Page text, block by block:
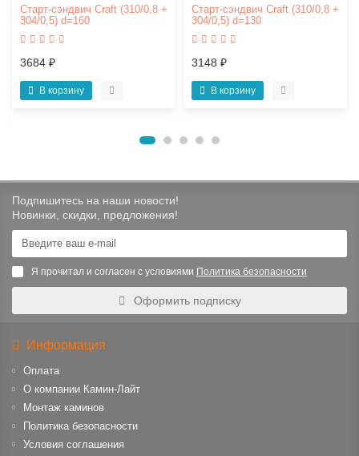
Старт-сэндвич Craft (310/0,8 +
304/0,5) d=160
3684 ₽
В корзину
Старт-сэндвич Craft (310/0,8 +
304/0,5) d=130
3148 ₽
В корзину
Подпишитесь на наши новости!
Новинки, скидки, предложения!
Я прочитал и согласен с условиями Политика безопасности
Оформить подписку
Информация
Оплата
О компании Камин-Лайт
Монтаж каминов
Политика безопасности
Условия соглашения